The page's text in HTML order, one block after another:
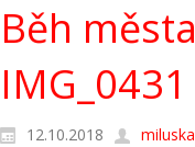
Běh
IMG_0431
12.10.2018 miluska